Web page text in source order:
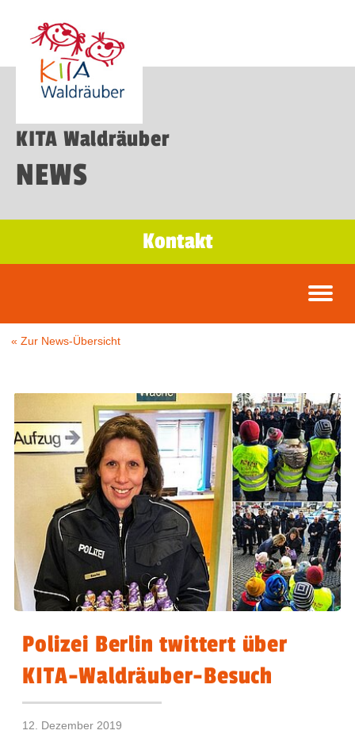
KITA Waldräuber
NEWS
Kontakt
« Zur News-Übersicht
Polizei Berlin twittert über
KITA-Waldräuber-Besuch
12. Dezember 2019